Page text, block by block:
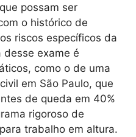
possam ser
o histórico de
riscos específicos da
exame é
como o de uma
em São Paulo, que
de queda em 40%
rigoroso de
trabalho em altura.